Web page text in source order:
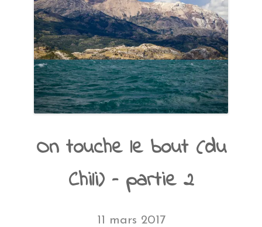
On touche le bout (du
Chili) – partie 2
11 mars 2017